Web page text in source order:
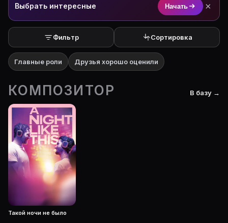
Выбрать интересные Начать ×
Фильтр Сортировка
Главные роли Друзья хорошо оценили
КОМПОЗИТОР В базу →
Такой ночи не было